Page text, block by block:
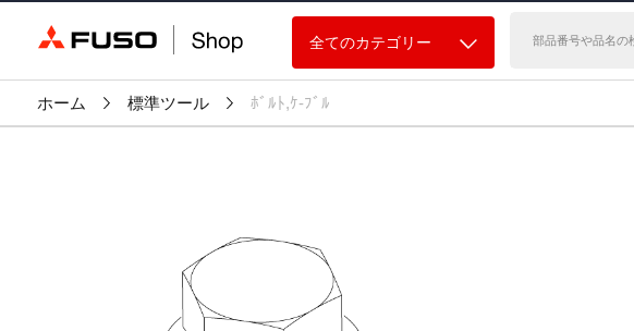
全てのカテゴリー
ホーム 標準ツール ﾎﾞﾙﾄ,ｹ-ﾌﾞﾙ